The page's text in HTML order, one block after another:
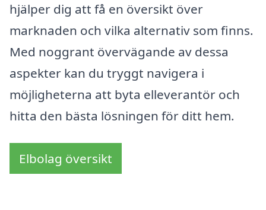
hjälper dig att få en översikt över
marknaden och vilka alternativ som finns.
Med noggrant övervägande av dessa
aspekter kan du tryggt navigera i
möjligheterna att byta elleverantör och
hitta den bästa lösningen för ditt hem.
Elbolag översikt